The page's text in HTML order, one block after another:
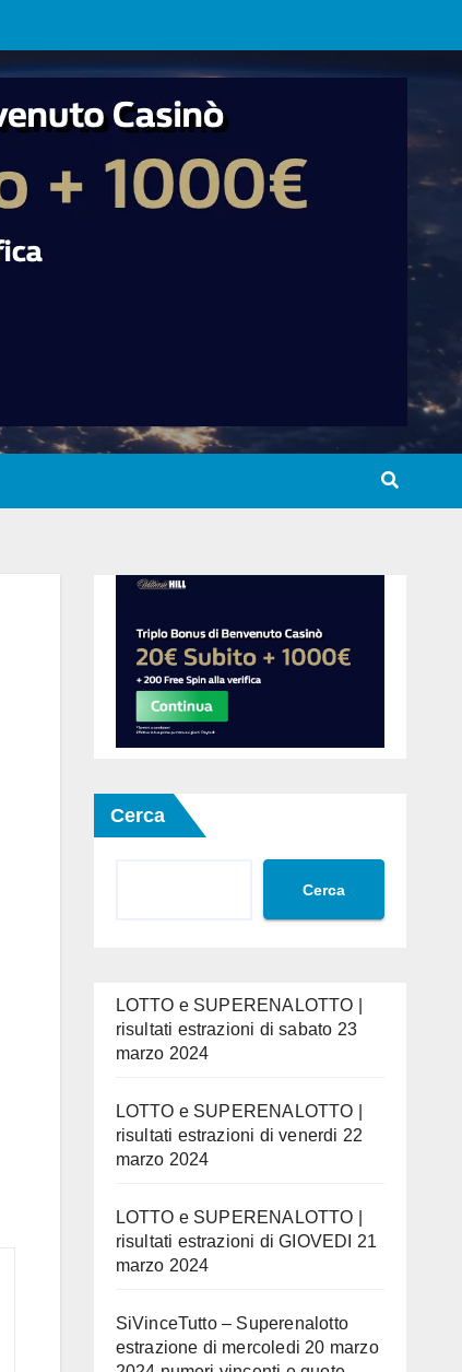
Cerca
Cerca
LOTTO e SUPERENALOTTO |
risultati estrazioni di sabato 23
marzo 2024
LOTTO e SUPERENALOTTO |
risultati estrazioni di venerdi 22
marzo 2024
LOTTO e SUPERENALOTTO |
risultati estrazioni di GIOVEDI 21
marzo 2024
SiVinceTutto – Superenalotto
estrazione di mercoledi 20 marzo